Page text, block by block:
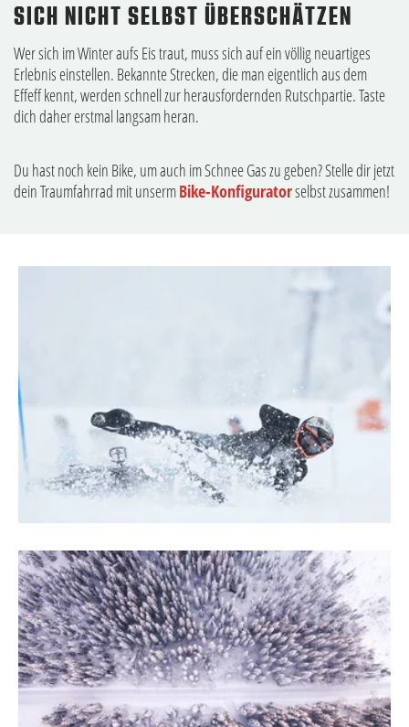
SICH NICHT SELBST ÜBERSCHÄTZEN
Wer sich im Winter aufs Eis traut, muss sich auf ein völlig neuartiges
Erlebnis einstellen. Bekannte Strecken, die man eigentlich aus dem
Effeff kennt, werden schnell zur herausfordernden Rutschpartie. Taste
dich daher erstmal langsam heran.
Du hast noch kein Bike, um auch im Schnee Gas zu geben? Stelle dir jetzt
dein Traumfahrrad mit unsermBike-Konfiguratorselbst zusammen!